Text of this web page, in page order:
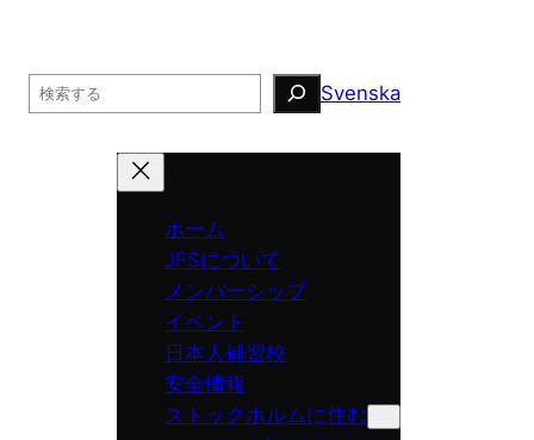
Search Svenska
ホーム
JFSについて
メンバーシップ
イベント
日本人補習校
安全情報
ストックホルムに住む